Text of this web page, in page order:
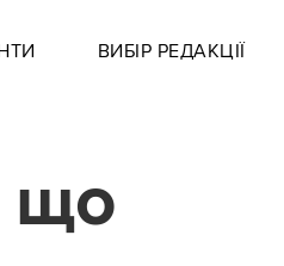
ВИБІР РЕДАКЦІЇ
що